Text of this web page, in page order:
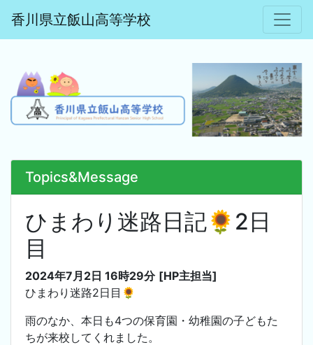
香川県立飯山高等学校
Topics&Message
ひまわり迷路日記🌻2日
目
2024年7月2日 16時29分 [HP主担当]
ひまわり迷路2日目🌻
雨のなか、本日も4つの保育園・幼稚園の子どもた
ちが来校してくれました。